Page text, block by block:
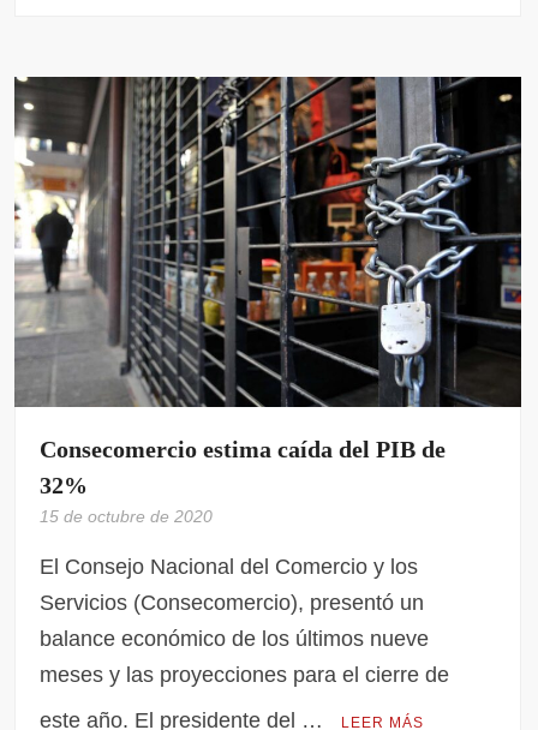
Consecomercio estima caída del PIB de
32%
15 de octubre de 2020
El Consejo Nacional del Comercio y los
Servicios (Consecomercio), presentó un
balance económico de los últimos nueve
meses y las proyecciones para el cierre de
este año. El presidente del …
LEER MÁS